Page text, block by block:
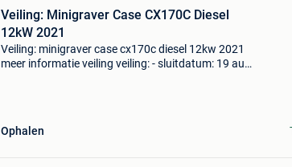
Veiling: Minigraver Case CX170C Diesel
12kW 2021
Veiling: minigraver case cx170c diesel 12kw 2021
meer informatie veiling veiling: - sluitdatum: 19 aug.
Ophalen